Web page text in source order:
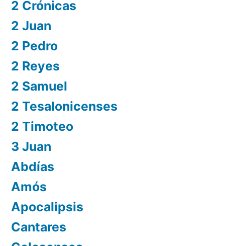
2 Crónicas
2 Juan
2 Pedro
2 Reyes
2 Samuel
2 Tesalonicenses
2 Timoteo
3 Juan
Abdías
Amós
Apocalipsis
Cantares